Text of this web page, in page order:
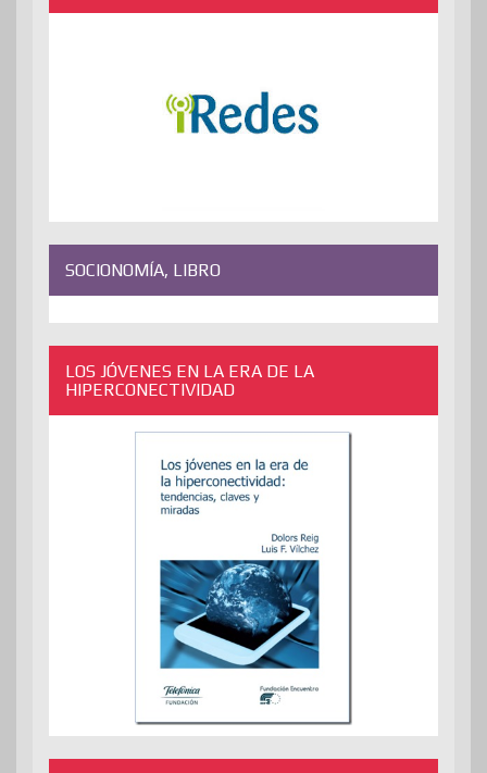
SOCIONOMÍA, LIBRO
LOS JÓVENES EN LA ERA DE LA
HIPERCONECTIVIDAD